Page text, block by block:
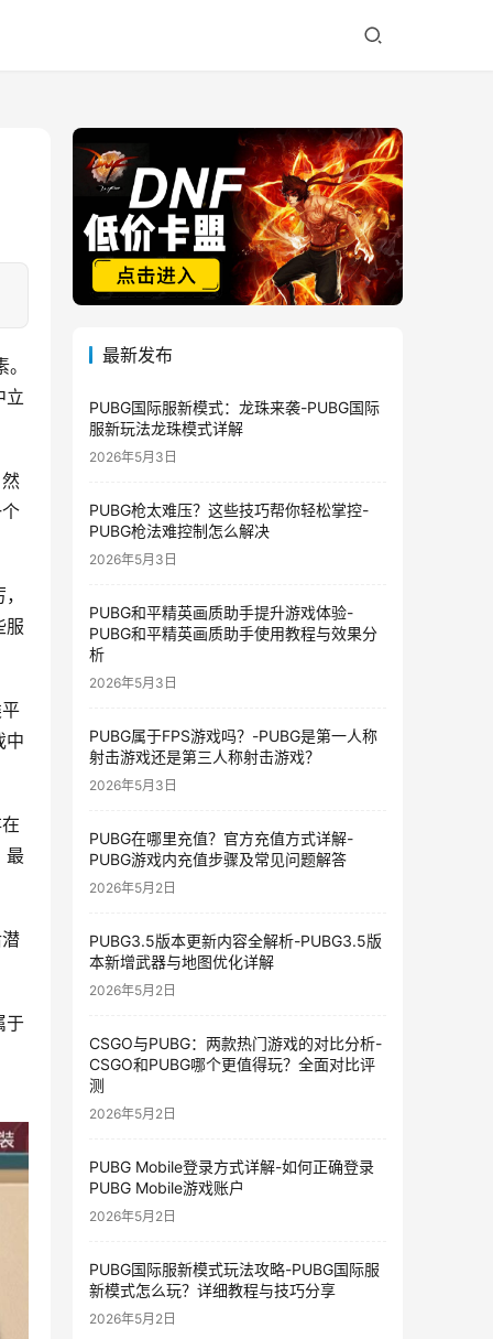
立
服
中
最
于
最新发布
PUBG国际服新模式：龙珠来袭-PUBG国际
服新玩法龙珠模式详解
2026年5月3日
PUBG枪太难压？这些技巧帮你轻松掌控-
PUBG枪法难控制怎么解决
2026年5月3日
PUBG和平精英画质助手提升游戏体验-
PUBG和平精英画质助手使用教程与效果分
析
2026年5月3日
PUBG属于FPS游戏吗？-PUBG是第一人称
射击游戏还是第三人称射击游戏？
2026年5月3日
PUBG在哪里充值？官方充值方式详解-
PUBG游戏内充值步骤及常见问题解答
2026年5月2日
PUBG3.5版本更新内容全解析-PUBG3.5版
本新增武器与地图优化详解
2026年5月2日
CSGO与PUBG：两款热门游戏的对比分析-
CSGO和PUBG哪个更值得玩？全面对比评
测
2026年5月2日
PUBG Mobile登录方式详解-如何正确登录
PUBG Mobile游戏账户
2026年5月2日
PUBG国际服新模式玩法攻略-PUBG国际服
新模式怎么玩？详细教程与技巧分享
2026年5月2日